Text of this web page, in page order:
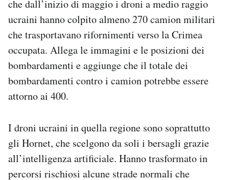
che dall’inizio di maggio i droni a medio raggio
ucraini hanno colpito almeno 270 camion militari
che trasportavano rifornimenti verso la Crimea
occupata. Allega le immagini e le posizioni dei
bombardamenti e aggiunge che il totale dei
bombardamenti contro i camion potrebbe essere
attorno ai 400.
I droni ucraini in quella regione sono soprattutto
gli Hornet, che scelgono da soli i bersagli grazie
all’intelligenza artificiale. Hanno trasformato in
percorsi rischiosi alcune strade normali che